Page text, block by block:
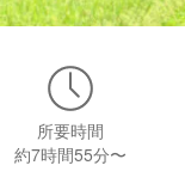
所要時間
約7時間55分〜